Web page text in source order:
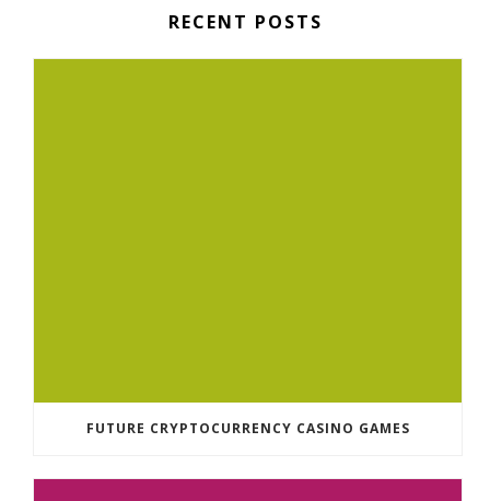
RECENT POSTS
FUTURE CRYPTOCURRENCY CASINO GAMES